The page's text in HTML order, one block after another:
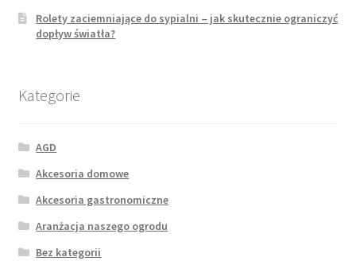
Rolety zaciemniające do sypialni – jak skutecznie ograniczyć
dopływ światła?
Kategorie
AGD
Akcesoria domowe
Akcesoria gastronomiczne
Aranżacja naszego ogrodu
Bez kategorii